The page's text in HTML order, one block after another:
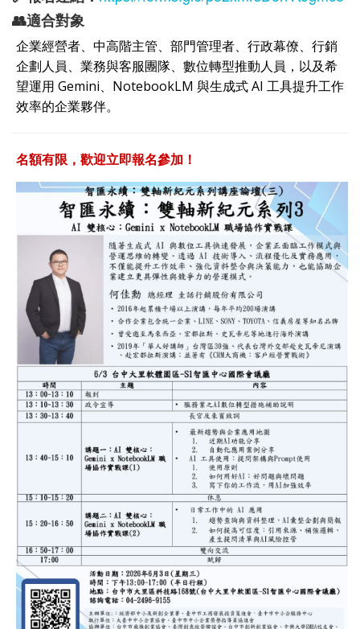
👥適合對象
企業經營者、中高階主管、部門管理者、行政幕僚、行銷
企劃人員、業務與客服團隊、數位轉型推動人員，以及希
望運用 Gemini、NotebookLM 與生成式 AI 工具提升工作
效率的企業夥伴。
名額有限，歡迎立即報名參加！